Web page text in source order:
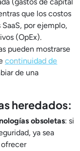
que los costos
por ejemplo,
(OpEx).
pueden mostrarse
continuidad de
de una
heredados:
obsoletas: si
ya sea
ofrecer